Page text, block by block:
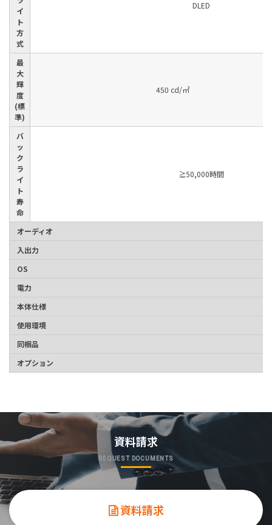
イ
ト
方
式
DLED
最
大
輝
度
(標
準)
450 cd/㎡
バ
ッ
ク
ラ
イ
ト
寿
命
≧50,000時間
オーディオ
入出力
OS
電力
本体仕様
使用環境
同梱品
オプション
資料請求
REQUEST DOCUMENTS
資料請求